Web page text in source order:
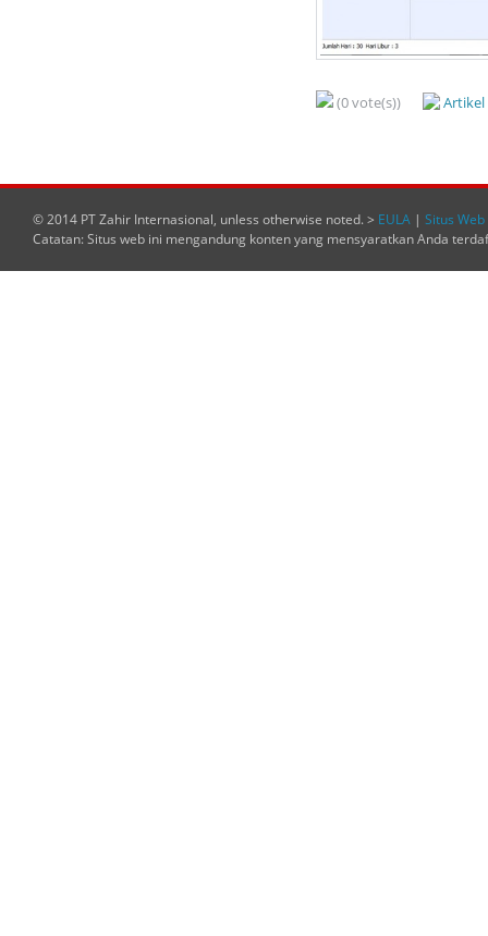
(0 vote(s))
© 2014 PT Zahir Internasional, unless otherwise noted. > EULA | Situs
Catatan: Situs web ini mengandung konten yang mensyaratkan Anda